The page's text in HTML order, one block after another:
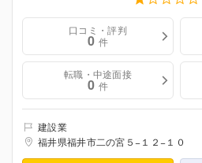
口コミ・評判
0 件
転職・中途面接
0 件
建設業
福井県福井市二の宮５−１２−１０